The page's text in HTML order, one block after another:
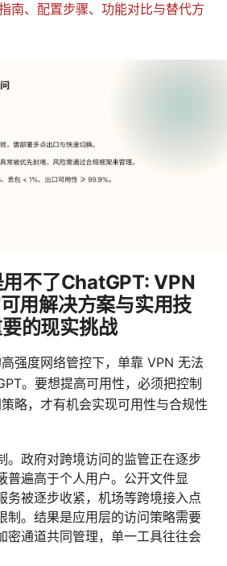
南、配置步骤、功能对比与替代方
不了ChatGPT: VPN
用解决方案与实用技
的现实挑战
强度网络管控下，单靠 VPN 无法
。要想提高可用性，必须把控制
略，才有机会实现可用性与合规性
。政府对跨境访问的监管正在逐步
普遍高于个人用户。公开文件显
务被逐步收紧，机场等跨境接入点
制。结果是应用层的访问策略需要
密通道共同管理，单一工具往往会